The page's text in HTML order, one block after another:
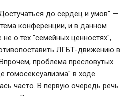
до сердец и умов" —
конференции, и в данном
о тех "семейных ценностях",
ЛГБТ-движению в
проблема пресловутых
гомосексуализма" в ходе
часто. В первую очередь речь